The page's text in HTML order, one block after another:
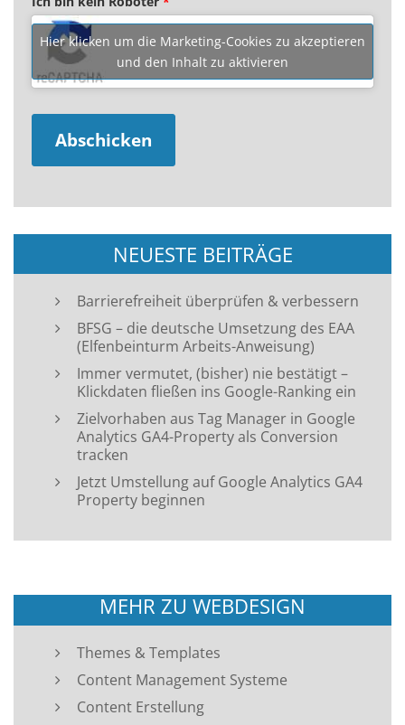
Hier klicken um die Marketing-Cookies zu akzeptieren
und den Inhalt zu aktivieren
NEUESTE BEITRÄGE
Barrierefreiheit überprüfen & verbessern
BFSG – die deutsche Umsetzung des EAA
(Elfenbeinturm Arbeits-Anweisung)
Immer vermutet, (bisher) nie bestätigt –
Klickdaten fließen ins Google-Ranking ein
Zielvorhaben aus Tag Manager in Google
Analytics GA4-Property als Conversion
tracken
Jetzt Umstellung auf Google Analytics GA4
Property beginnen
MEHR ZU WEBDESIGN
Themes & Templates
Content Management Systeme
Content Erstellung